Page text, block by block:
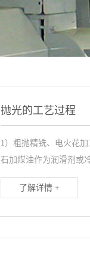
抛光的工艺过程
1）粗抛精铣、电火花
石加煤油作为润滑剂或
了解详情 +